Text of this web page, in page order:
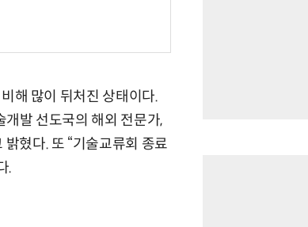
해 많이 뒤처진 상태이다.
발 선도국의 해외 전문가,
혔다. 또 “기술교류회 종료
.